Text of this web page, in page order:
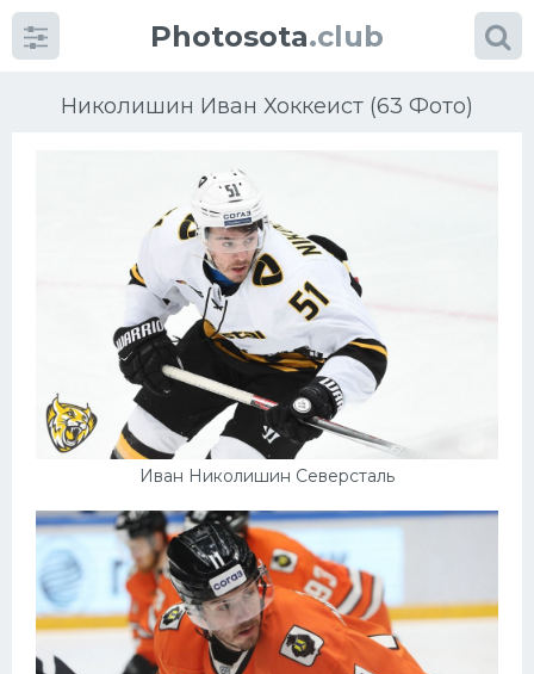
Photosota.club
Николишин Иван Хоккеист (63 Фото)
Иван Николишин Северсталь
КатегорииФото
Еще картинки...
Футбол
Баскетбол
Велогонки
Конькобежный спорт
Тренажеры
Интерьер квартиры